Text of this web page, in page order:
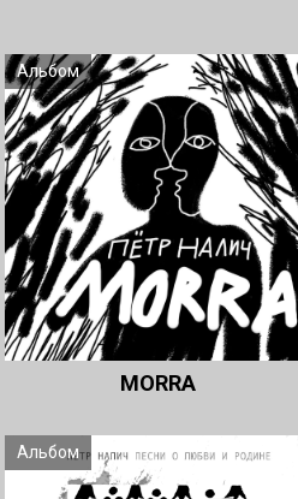
Альбом
MORRA
Альбом